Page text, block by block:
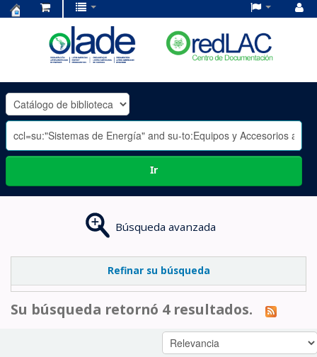
OLADE
-
Ir
Búsqueda avanzada
Refinar su búsqueda
Su búsqueda retornó 4 resultados.